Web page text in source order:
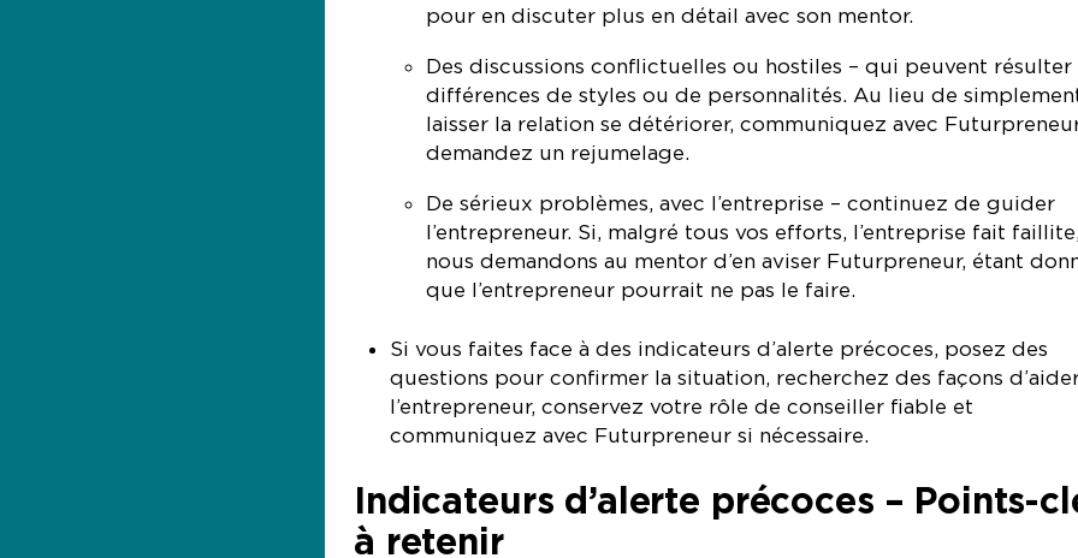
pour en discuter plus en détail avec son mentor.
Des discussions conflictuelles ou hostiles – qui peuvent résulter
différences de styles ou de personnalités. Au lieu de
laisser la relation se détériorer, communiquez avec
demandez un rejumelage.
De sérieux problèmes, avec l’entreprise – continuez de guider
l’entrepreneur. Si, malgré tous vos efforts, l’entreprise fait faillite,
nous demandons au mentor d’en aviser Futurpreneur, étant
que l’entrepreneur pourrait ne pas le faire.
Si vous faites face à des indicateurs d’alerte précoces, posez des
questions pour confirmer la situation, recherchez des façons
l’entrepreneur, conservez votre rôle de conseiller fiable et
communiquez avec Futurpreneur si nécessaire.
Indicateurs d’alerte précoces – Points-
à retenir